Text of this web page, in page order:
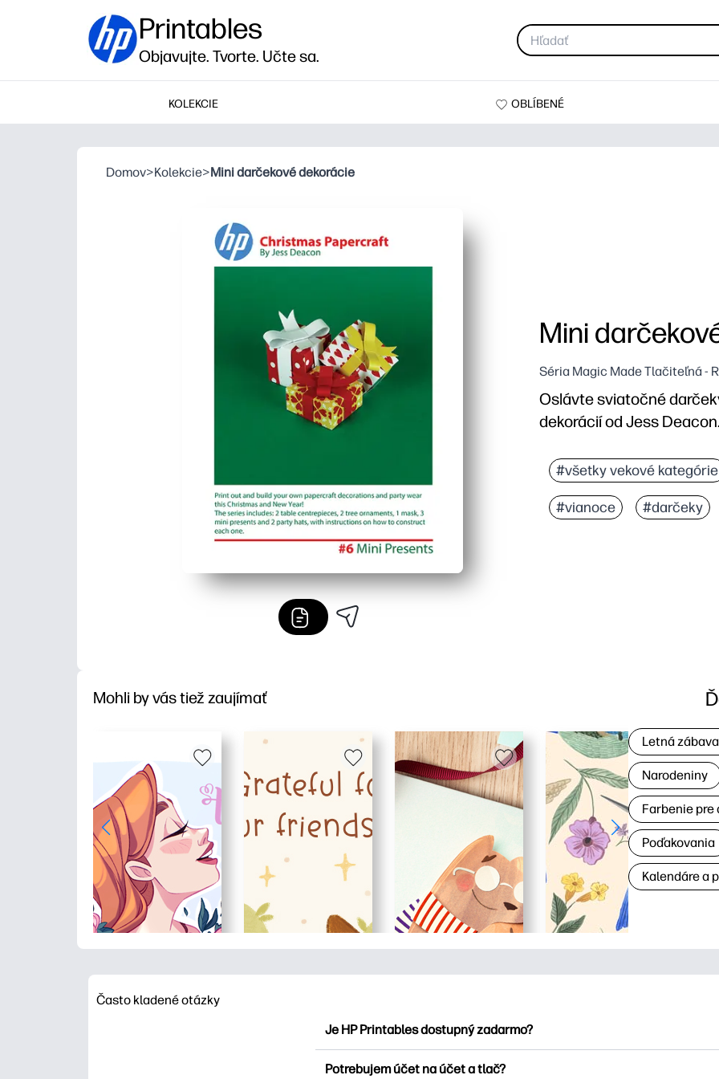
Printables
Objavujte. Tvorte. Učte sa.
KOLEKCIE OBLÍBENÉ
Domov>Kolekcie>Mini darčekové dekorácie
Mini
Séria Magic Made Tlačiteľná -
Oslávte sviatočné
dekorácií od Jess Deacon.
Print-and-Go bez
Udržiavate deti
Prázdne vzory sa dajú
#všetky vekové kategórie
#vianoce #darčeky
Mohli by vás tiež zaujímať
Letná zábava
Narodeniny
Farbenie pre
Poďakovania
Kalendáre a
Často kladené otázky
Je HP Printables dostupný zadarmo?
Potrebujem účet na účet a tlač?